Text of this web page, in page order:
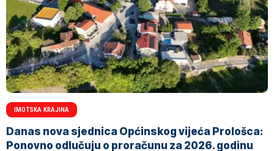
IMOTSKA KRAJINA
Danas nova sjednica Općinskog vijeća Prološca:
Ponovno odlučuju o proračunu za 2026. godinu